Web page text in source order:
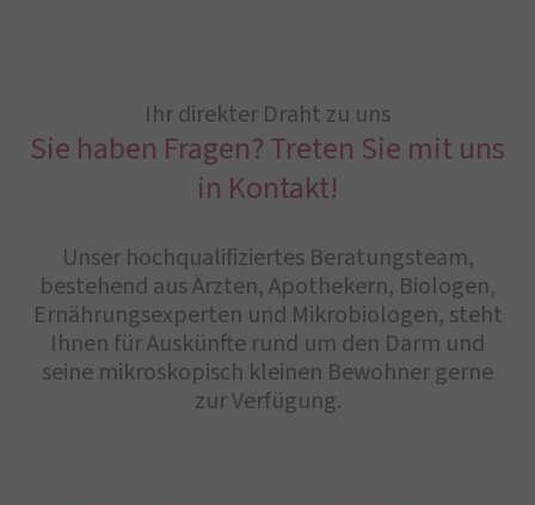
Ihr direkter Draht zu uns
Sie haben Fragen? Treten Sie mit uns
in Kontakt!
Unser hochqualifiziertes Beratungsteam,
bestehend aus Ärzten, Apothekern, Biologen,
Ernährungsexperten und Mikrobiologen, steht
Ihnen für Auskünfte rund um den Darm und
seine mikroskopisch kleinen Bewohner gerne
zur Verfügung.